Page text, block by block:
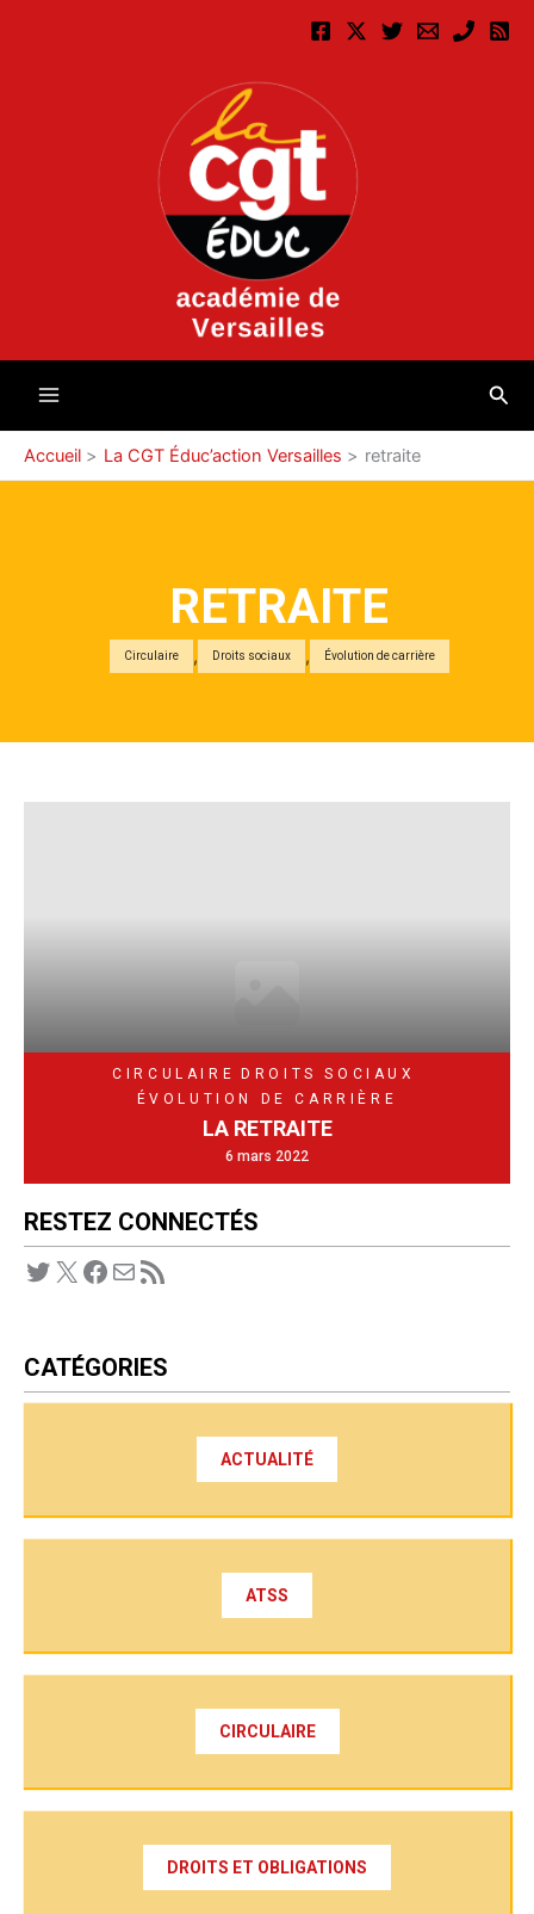
Accueil La CGT Éduc’action Versailles retraite
RETRAITE
Circulaire , Droits sociaux , Évolution de carrière
CIRCULAIRE
DROITS SOCIAUX
ÉVOLUTION DE CARRIÈRE
LA RETRAITE
6 mars 2022
RESTEZ CONNECTÉS
Twitter X Facebook E-mail Flux RSS
CATÉGORIES
ACTUALITÉ
ATSS
CIRCULAIRE
DROITS ET OBLIGATIONS